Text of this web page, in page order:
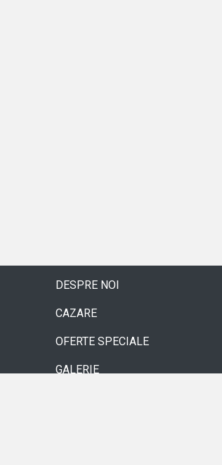
DESPRE NOI
CAZARE
OFERTE SPECIALE
GALERIE